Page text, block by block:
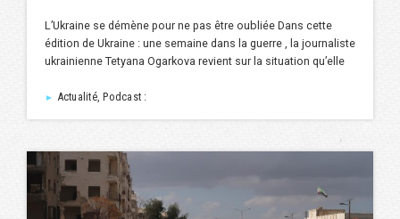
L’Ukraine se démène pour ne pas être oubliée Dans cette
édition de Ukraine : une semaine dans la guerre , la journaliste
ukrainienne Tetyana Ogarkova revient sur la situation qu’elle
► Actualité, Podcast :